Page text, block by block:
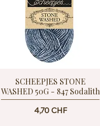
SCHEEPJES STONE
WASHED 50G - 847 Sodalith
Preis
4,70 CHF